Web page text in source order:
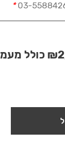
*
כולל מעמ